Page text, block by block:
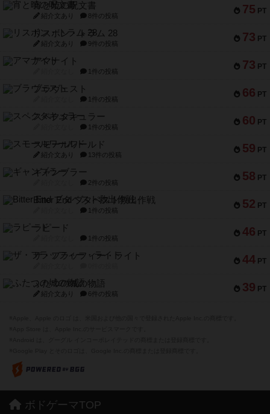
75 PT
宵と暁の呪文書
紹介文あり 8件の投稿
73 PT
リスボン・トラム 28
紹介文あり 9件の投稿
73 PT
アマナイト
1件の投稿
66 PT
ブラヴェスト
1件の投稿
60 PT
スペクタキュラー
1件の投稿
59 PT
スモールワールド
紹介文あり 13件の投稿
58 PT
ギャンブラー
2件の投稿
52 PT
Bitter End ブタペスト救出作戦
1件の投稿
46 PT
ラピード
1件の投稿
44 PT
ザ・フラッフィー・ライト
39 PT
ふたつの城の物語
紹介文あり 6件の投稿
ボドゲーマTOP